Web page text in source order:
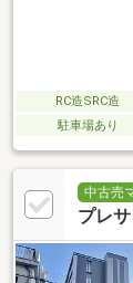
RC造SRC造
駐車場あり
中古売
プレ